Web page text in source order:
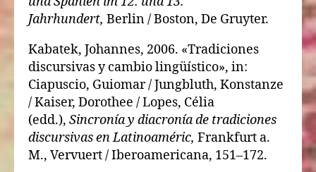
Jahrhundert, Berlin / Boston, De Gruyter.
Kabatek, Johannes, 2006. «Tradiciones
discursivas y cambio lingüístico», in:
Ciapuscio, Guiomar / Jungbluth, Konstanze
/ Kaiser, Dorothee / Lopes, Célia
(edd.), Sincronía y diacronía de tradiciones
discursivas en Latinoaméric, Frankfurt a.
M., Vervuert / Iberoamericana, 151–172.